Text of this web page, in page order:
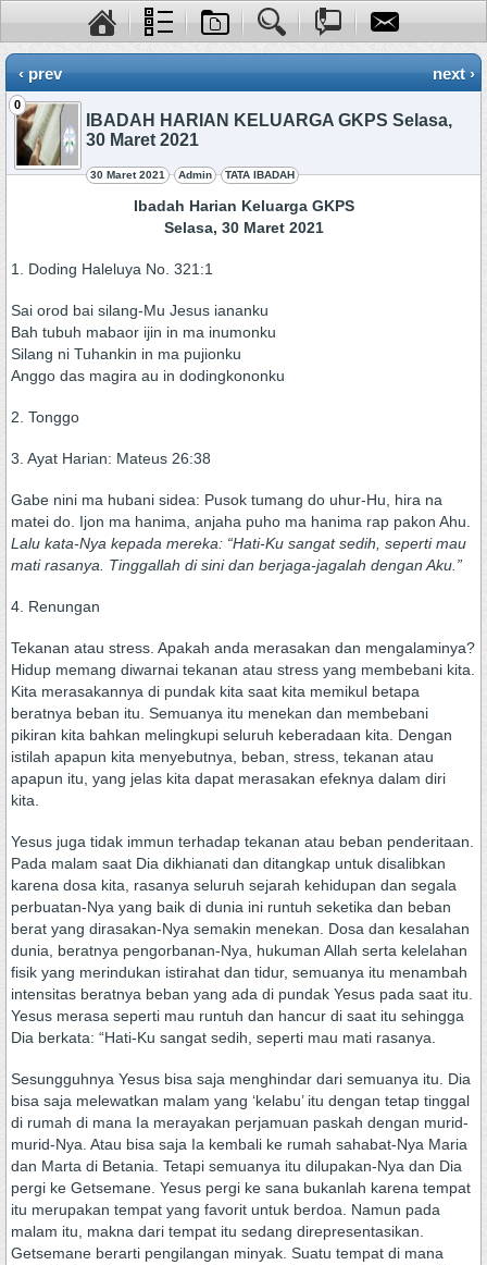
‹ prev next ›
0
IBADAH HARIAN KELUARGA GKPS Selasa,
30 Maret 2021
30 Maret 2021 Admin TATA IBADAH
Ibadah Harian Keluarga GKPS
Selasa, 30 Maret 2021
1. Doding Haleluya No. 321:1
Sai orod bai silang-Mu Jesus iananku
Bah tubuh mabaor ijin in ma inumonku
Silang ni Tuhankin in ma pujionku
Anggo das magira au in dodingkononku
2. Tonggo
3. Ayat Harian: Mateus 26:38
Gabe nini ma hubani sidea: Pusok tumang do uhur-Hu, hira na
matei do. Ijon ma hanima, anjaha puho ma hanima rap pakon Ahu.
Lalu kata-Nya kepada mereka: “Hati-Ku sangat sedih, seperti mau
mati rasanya. Tinggallah di sini dan berjaga-jagalah dengan Aku.”
4. Renungan
Tekanan atau stress. Apakah anda merasakan dan mengalaminya?
Hidup memang diwarnai tekanan atau stress yang membebani kita.
Kita merasakannya di pundak kita saat kita memikul betapa
beratnya beban itu. Semuanya itu menekan dan membebani
pikiran kita bahkan melingkupi seluruh keberadaan kita. Dengan
istilah apapun kita menyebutnya, beban, stress, tekanan atau
apapun itu, yang jelas kita dapat merasakan efeknya dalam diri
kita.
Yesus juga tidak immun terhadap tekanan atau beban penderitaan.
Pada malam saat Dia dikhianati dan ditangkap untuk disalibkan
karena dosa kita, rasanya seluruh sejarah kehidupan dan segala
perbuatan-Nya yang baik di dunia ini runtuh seketika dan beban
berat yang dirasakan-Nya semakin menekan. Dosa dan kesalahan
dunia, beratnya pengorbanan-Nya, hukuman Allah serta kelelahan
fisik yang merindukan istirahat dan tidur, semuanya itu menambah
intensitas beratnya beban yang ada di pundak Yesus pada saat itu.
Yesus merasa seperti mau runtuh dan hancur di saat itu sehingga
Dia berkata: “Hati-Ku sangat sedih, seperti mau mati rasanya.
Sesungguhnya Yesus bisa saja menghindar dari semuanya itu. Dia
bisa saja melewatkan malam yang ‘kelabu’ itu dengan tetap tinggal
di rumah di mana Ia merayakan perjamuan paskah dengan murid-
murid-Nya. Atau bisa saja Ia kembali ke rumah sahabat-Nya Maria
dan Marta di Betania. Tetapi semuanya itu dilupakan-Nya dan Dia
pergi ke Getsemane. Yesus pergi ke sana bukanlah karena tempat
itu merupakan tempat yang favorit untuk berdoa. Namun pada
malam itu, makna dari tempat itu sedang direpresentasikan.
Getsemane berarti pengilangan minyak. Suatu tempat di mana